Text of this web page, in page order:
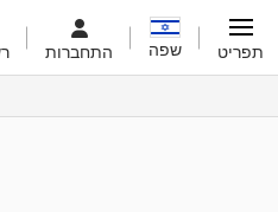
התחברות שפה תפריט